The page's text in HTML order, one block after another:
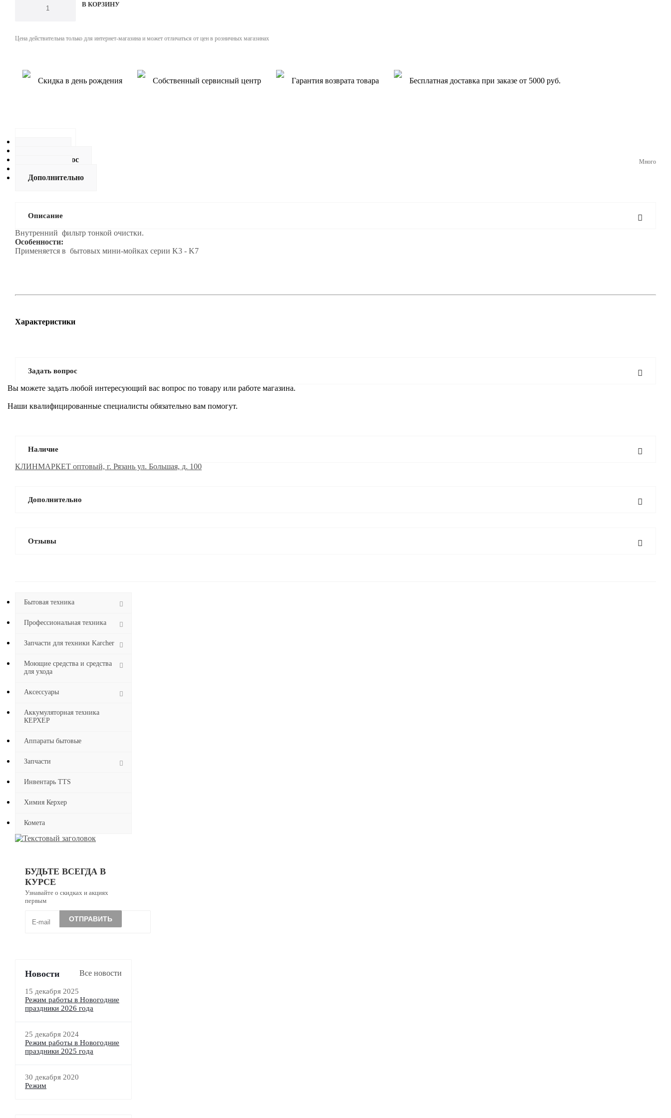
В КОРЗИНУ
Цена действительна только для интернет-магазина и может отличаться от цен в розничных магазинах
Скидка в день рождения Собственный сервисный центр Гарантия возврата товара Бесплатная доставка при заказе от 5000 руб.
Задать вопрос
Дополнительно
Описание
Внутренний фильтр тонкой очистки.
Особенности:
Применяется в бытовых мини-мойках серии K3 - K7
Характеристики
Задать вопрос
Вы можете задать любой интересующий вас вопрос по товару или работе магазина.
Наши квалифицированные специалисты обязательно вам помогут.
Наличие
КЛИНМАРКЕТ оптовый, г. Рязань ул. Большая, д. 100
Много
Дополнительно
Отзывы
Бытовая техника
Профессиональная техника
Запчасти для техники Karcher
Моющие средства и средства
для ухода
Аксессуары
Аккумуляторная техника
КЕРХЕР
Аппараты бытовые
Запчасти
Инвентарь TTS
Химия Керхер
Комета
БУДЬТЕ ВСЕГДА В
КУРСЕ
Узнавайте о скидках и акциях
первым
Новости Все новости
15 декабря 2025
Режим работы в Новогодние
праздники 2026 года
25 декабря 2024
Режим работы в Новогодние
праздники 2025 года
30 декабря 2020
Режим